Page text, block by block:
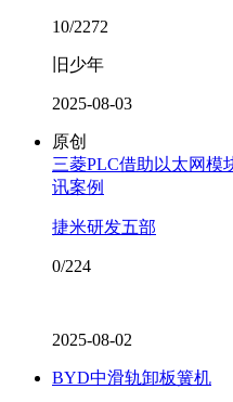
10/2272
旧少年
2025-08-03
原创
三菱PLC借助以太网模
讯案例
捷米研发五部
0/224
2025-08-02
BYD中滑轨卸板簧机